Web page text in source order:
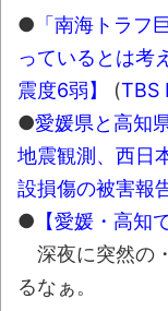
特定外来
かけた高崎
NEW!
50歳に
08/
たな台風は
ENHYPEN
ん、配信中
慎二被告に
最新作『永
● 「南海トラ
っているとは考
震度6弱】
(TBS
●愛媛県と高知
地震観測、西日
設損傷の被害報
● 【愛媛・高知
深夜に突然の
るなぁ。